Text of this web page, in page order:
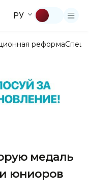
РУ
реформа
медаль
юниоров